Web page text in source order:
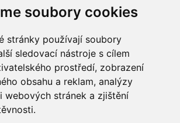
soubory cookies
stránky používají soubory
sledovací nástroje s cílem
prostředí, zobrazení
obsahu a reklam, analýzy
webových stránek a zjištění
od
Všechna práva vyhrazena
Bravura s.r.o. © 2026
profesionální webové stránky: triangl web